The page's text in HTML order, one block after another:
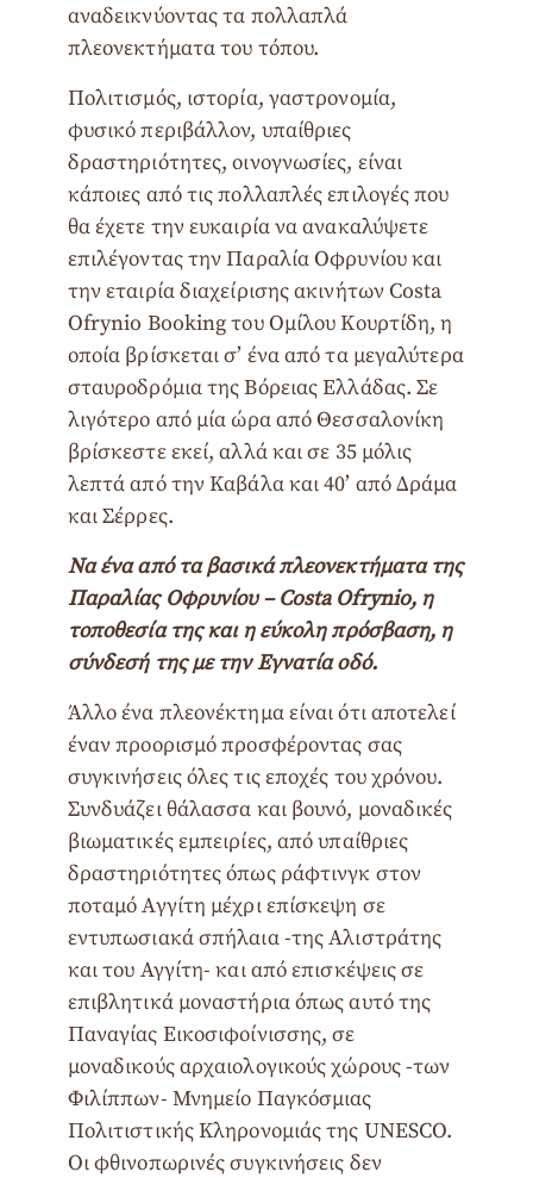
αναδεικνύοντας τα πολλαπλά
πλεονεκτήματα του τόπου.
Πολιτισμός, ιστορία, γαστρονομία,
φυσικό περιβάλλον, υπαίθριες
δραστηριότητες, οινογνωσίες, είναι
κάποιες από τις πολλαπλές επιλογές που
θα έχετε την ευκαιρία να ανακαλύψετε
επιλέγοντας την Παραλία Οφρυνίου και
την εταιρία διαχείρισης ακινήτων Costa
Ofrynio Booking του Ομίλου Κουρτίδη, η
οποία βρίσκεται σ’ ένα από τα μεγαλύτερα
σταυροδρόμια της Βόρειας Ελλάδας. Σε
λιγότερο από μία ώρα από Θεσσαλονίκη
βρίσκεστε εκεί, αλλά και σε 35 μόλις
λεπτά από την Καβάλα και 40’ από ∆ράμα
και Σέρρες.
Να ένα από τα βασικά πλεονεκτήματα της
Παραλίας Οφρυνίου – Costa Ofrynio, η
τοποθεσία της και η εύκολη πρόσβαση, η
σύνδεσή της με την Εγνατία οδό.
Άλλο ένα πλεονέκτημα είναι ότι αποτελεί
έναν προορισμό προσφέροντας σας
συγκινήσεις όλες τις εποχές του χρόνου.
Συνδυάζει θάλασσα και βουνό, μοναδικές
βιωματικές εμπειρίες, από υπαίθριες
δραστηριότητες όπως ράφτινγκ στον
ποταμό Αγγίτη μέχρι επίσκεψη σε
εντυπωσιακά σπήλαια -της Αλιστράτης
και του Αγγίτη- και από επισκέψεις σε
επιβλητικά μοναστήρια όπως αυτό της
Παναγίας Εικοσιφοίνισσης, σε
μοναδικούς αρχαιολογικούς χώρους -των
Φιλίππων- Μνημείο Παγκόσμιας
Πολιτιστικής Κληρονομιάς της UNESCO.
Οι φθινοπωρινές συγκινήσεις δεν